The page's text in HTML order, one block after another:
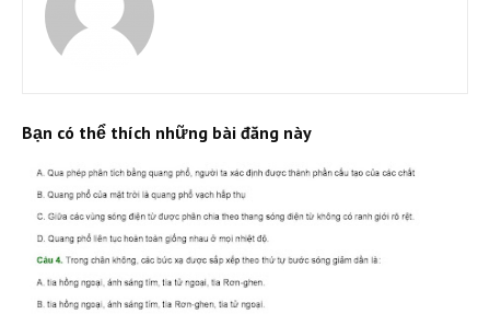
Bạn có thể thích những bài đăng này